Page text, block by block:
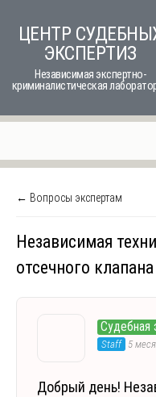
ЦЕНТР
ЭКСПЕРТИЗ
Независимая экспертно-
криминалистическая
← Вопросы экспертам
Независимая
отсечного
Судебная
Staff 5
Добрый день!